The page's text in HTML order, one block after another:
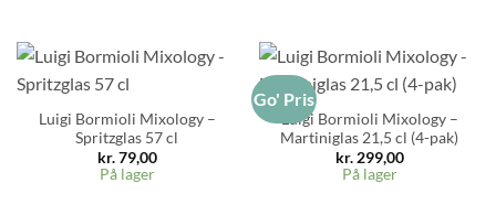
Luigi Bormioli Mixology –
Spritzglas 57 cl
kr.79,00
På lager
Go' Pris
Luigi Bormioli Mixology –
Martiniglas 21,5 cl (4-pak)
kr.299,00
På lager